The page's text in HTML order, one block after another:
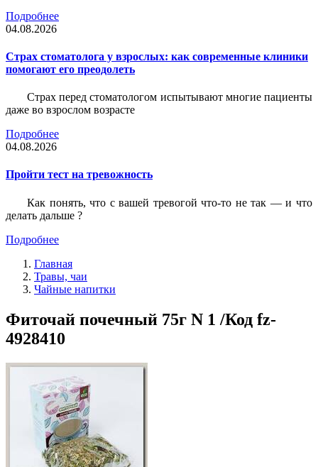
Подробнее
04.08.2026
Страх стоматолога у взрослых: как современные клиники
помогают его преодолеть
Страх перед стоматологом испытывают многие пациенты
даже во взрослом возрасте
Подробнее
04.08.2026
Пройти тест на тревожность
Как понять, что с вашей тревогой что-то не так — и что
делать дальше ?
Подробнее
Главная
Травы, чаи
Чайные напитки
Фиточай почечный 75г N 1 /Код fz-
4928410